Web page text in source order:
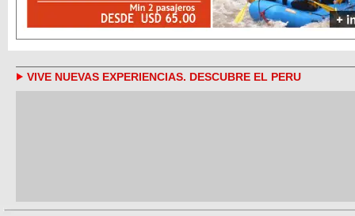
VIVE NUEVAS EXPERIENCIAS. DESCUBRE EL PERU